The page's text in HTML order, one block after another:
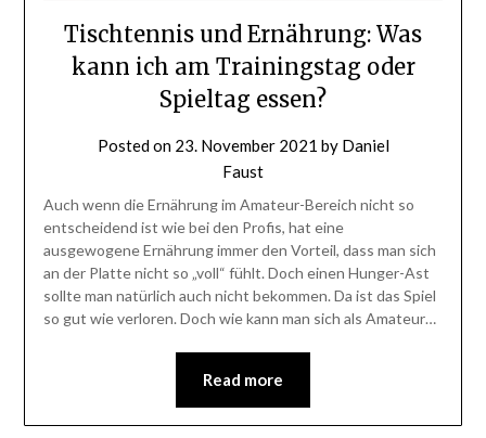
Tischtennis und Ernährung: Was
kann ich am Trainingstag oder
Spieltag essen?
Posted on 23. November 2021 by Daniel
Faust
Auch wenn die Ernährung im Amateur-Bereich nicht so
entscheidend ist wie bei den Profis, hat eine
ausgewogene Ernährung immer den Vorteil, dass man sich
an der Platte nicht so „voll“ fühlt. Doch einen Hunger-Ast
sollte man natürlich auch nicht bekommen. Da ist das Spiel
so gut wie verloren. Doch wie kann man sich als Amateur…
Read more